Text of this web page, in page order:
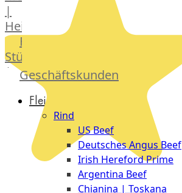
|
Heinsberg
Feinkost
Stüttgen
|
Düsseldorf
The
Stuttgart
Geschäftskunden
Fleisch
Rind
US Beef
Deutsches Angus Beef
Irish Hereford Prime
Argentina Beef
Chianina | Toskana